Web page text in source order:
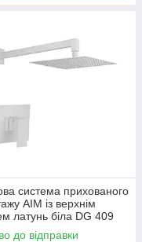
система прихованого
AIM із верхнім
латунь біла DG 409
white
до відправки